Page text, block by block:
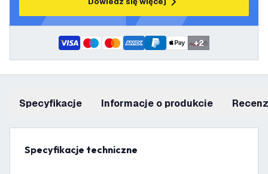
+2
Specyfikacje informacje o produkcie
Specyfikacje techniczne